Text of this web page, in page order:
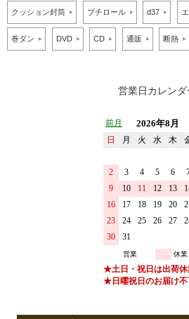
クッション封筒 プチロール d37
巻ダン DVD CD 通販 断熱
営業日カレンダ